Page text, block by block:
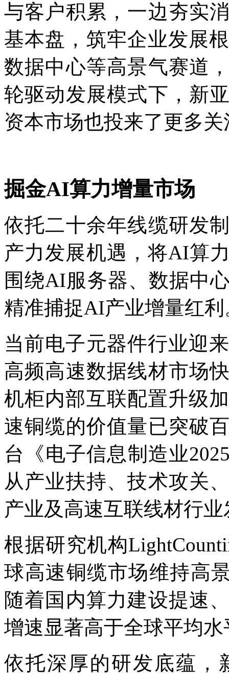
与客户积累，一边夯实
基本盘，筑牢企业发展
数据中心等高景气赛道
轮驱动发展模式下，新
资本市场也投来了更多
掘金AI算力增量市场
依托二十余年线缆研发
产力发展机遇，将AI算
围绕AI服务器、数据中
精准捕捉AI产业增量红利
当前电子元器件行业迎
高频高速数据线材市场
机柜内部互联配置升级
速铜缆的价值量已突破
台《电子信息制造业
从产业扶持、技术攻关
产业及高速互联线材行
根据研究机构
球高速铜缆市场维持高
随着国内算力建设提速
增速显著高于全球平均
依托深厚的研发底蕴，